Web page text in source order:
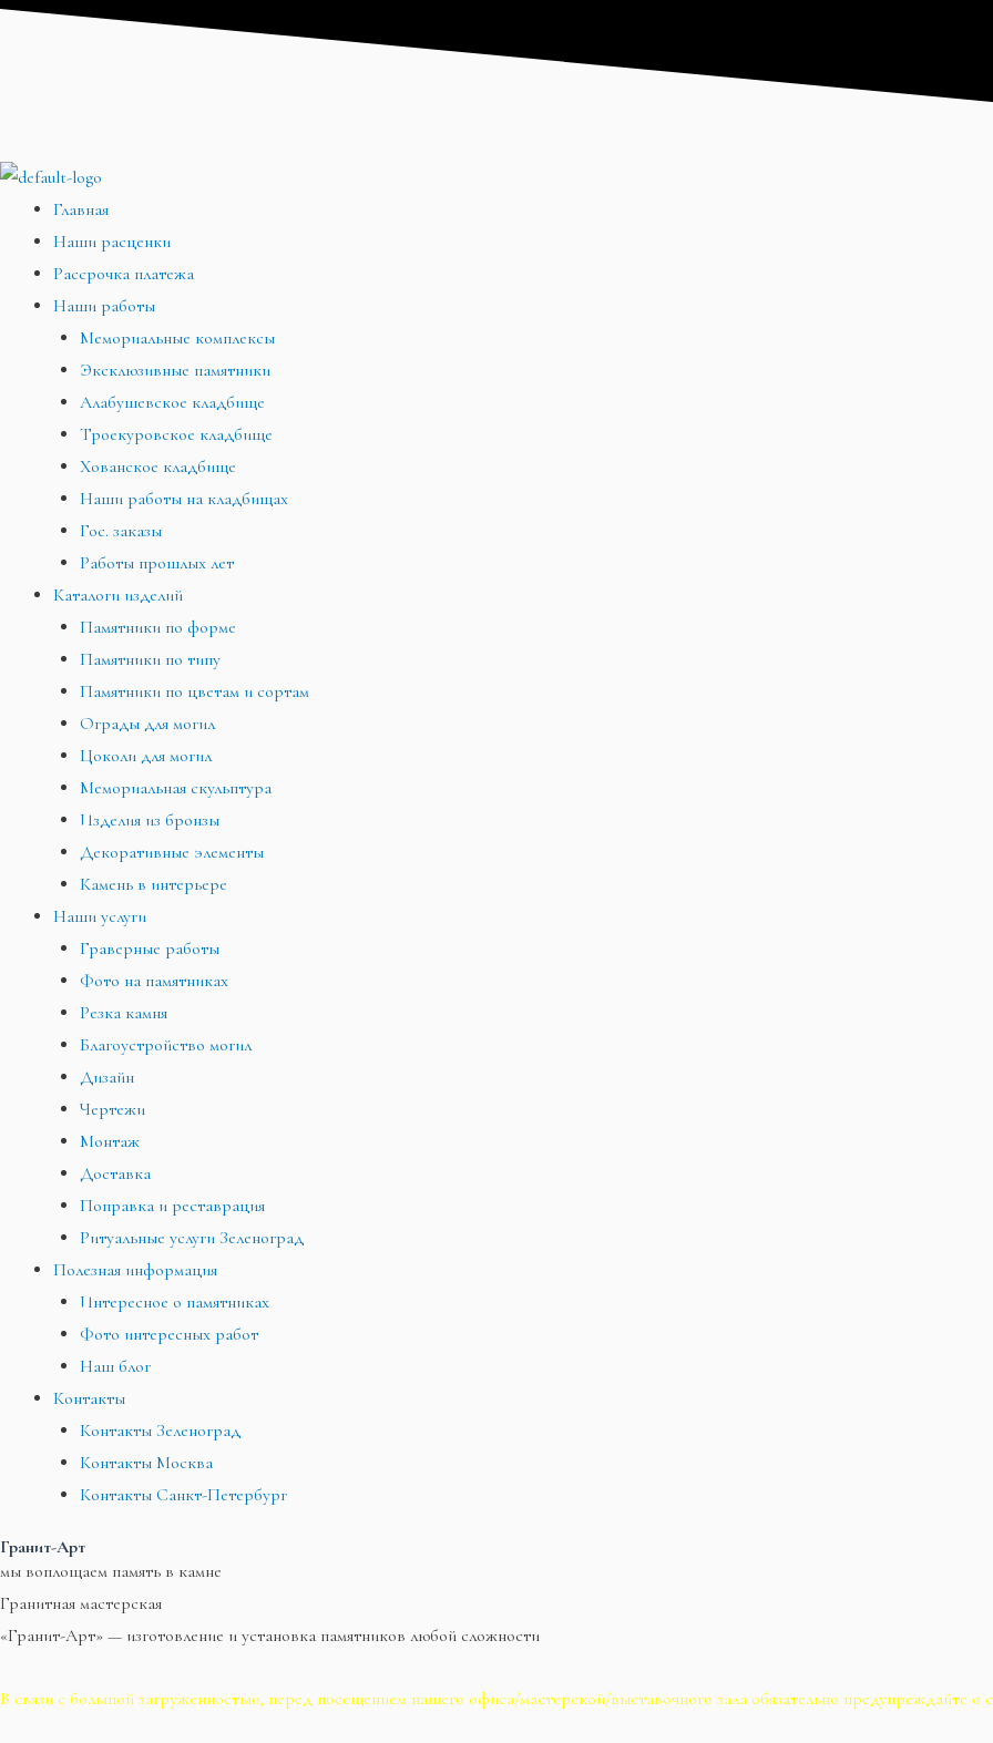
Перейти
Меню
Главная
Наши расценки
Рассрочка платежа
Наши работы
Мемориальные комплексы
Эксклюзивные памятники
Алабушевское кладбище
Троекуровское кладбище
Хованское кладбище
Наши работы на кладбищах
Гос. заказы
Работы прошлых лет
Каталоги изделий
Памятники по форме
Памятники по типу
Памятники по цветам и сортам
Ограды для могил
Цоколи для могил
Мемориальная скульптура
Изделия из бронзы
Декоративные элементы
Камень в интерьере
Наши услуги
Граверные работы
Фото на памятниках
Резка камня
Благоустройство могил
Дизайн
Чертежи
Монтаж
Доставка
Поправка и реставрация
Ритуальные услуги Зеленоград
Полезная информация
Интересное о памятниках
Фото интересных работ
Наш блог
Контакты
Контакты Зеленоград
Контакты Москва
Контакты Санкт-Петербург
Гранит-Арт
мы воплощаем память в камне
Гранитная мастерская
«Гранит-Арт» — изготовление и установка памятников любой сложности
В связи с большой загруженностью, перед посещением нашего офиса/мастерской/выставочного зала обязательно предупреждайте о
Меню
Меню